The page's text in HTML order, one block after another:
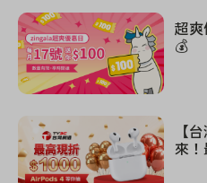
超
💰
【
來